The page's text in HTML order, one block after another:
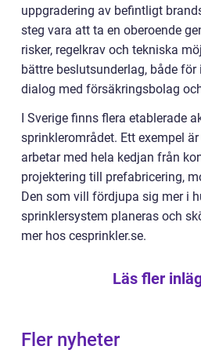
uppgradering av befintligt
steg vara att ta en oberoende
risker, regelkrav och tekniska
bättre beslutsunderlag, både
dialog med försäkringsbolag
I Sverige finns flera etablerade
sprinklerområdet. Ett exempel är
arbetar med hela kedjan från
projektering till prefabricering,
Den som vill fördjupa sig mer i
sprinklersystem planeras och
mer hos cesprinkler.se.
Läs fler
Fler nyheter